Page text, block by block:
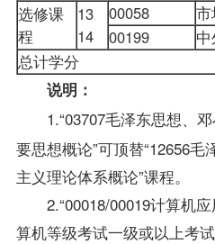
选修课
程
13
14
00058
00199
总计学分
说明：
1.“03707毛泽东思想、
要思想概论”可顶替“12656
主义理论体系概论”课程。
2.“00018/00019计算机
算机等级考试一级或以上考试